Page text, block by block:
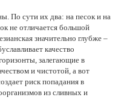
По сути их два: на песок и на
не отличается большой
значительно глубже –
качество
залегающие в
и чистотой, а вот
риск попадания в
из сливных и